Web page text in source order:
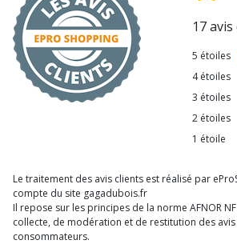
17
5 étoiles
4 étoiles
3 étoiles
2 étoiles
1 étoile
Le traitement des avis clients est réalisé par
compte du site gagadubois.fr
Il repose sur les principes de la norme AFNOR
collecte, de modération et de restitution des avis
consommateurs.